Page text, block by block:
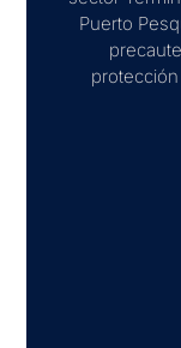
Puerto